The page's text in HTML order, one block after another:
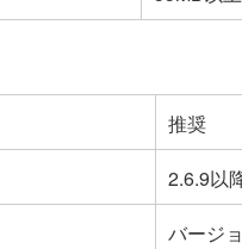
推奨
2.6.9以
バージ